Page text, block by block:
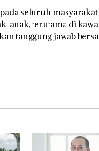
seluruh
anak, terutama di
tanggung jawab